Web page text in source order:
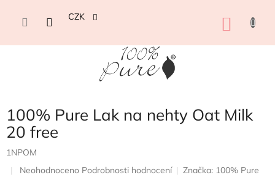
obsah
CZK
100% Pure Lak na nehty Oat Milk
20 free
1NPOM
Průměrné
Neohodnoceno Podrobnosti hodnocení Značka: 100% Pure